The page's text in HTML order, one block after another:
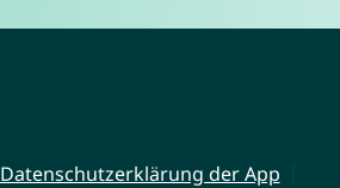
Datenschutzerklärung der App